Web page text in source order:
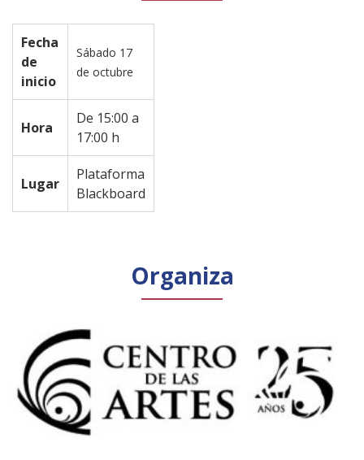
Fecha
de
inicio
Sábado 17
de octubre
Hora
De 15:00 a
17:00 h
Lugar
Plataforma
Blackboard
Organiza